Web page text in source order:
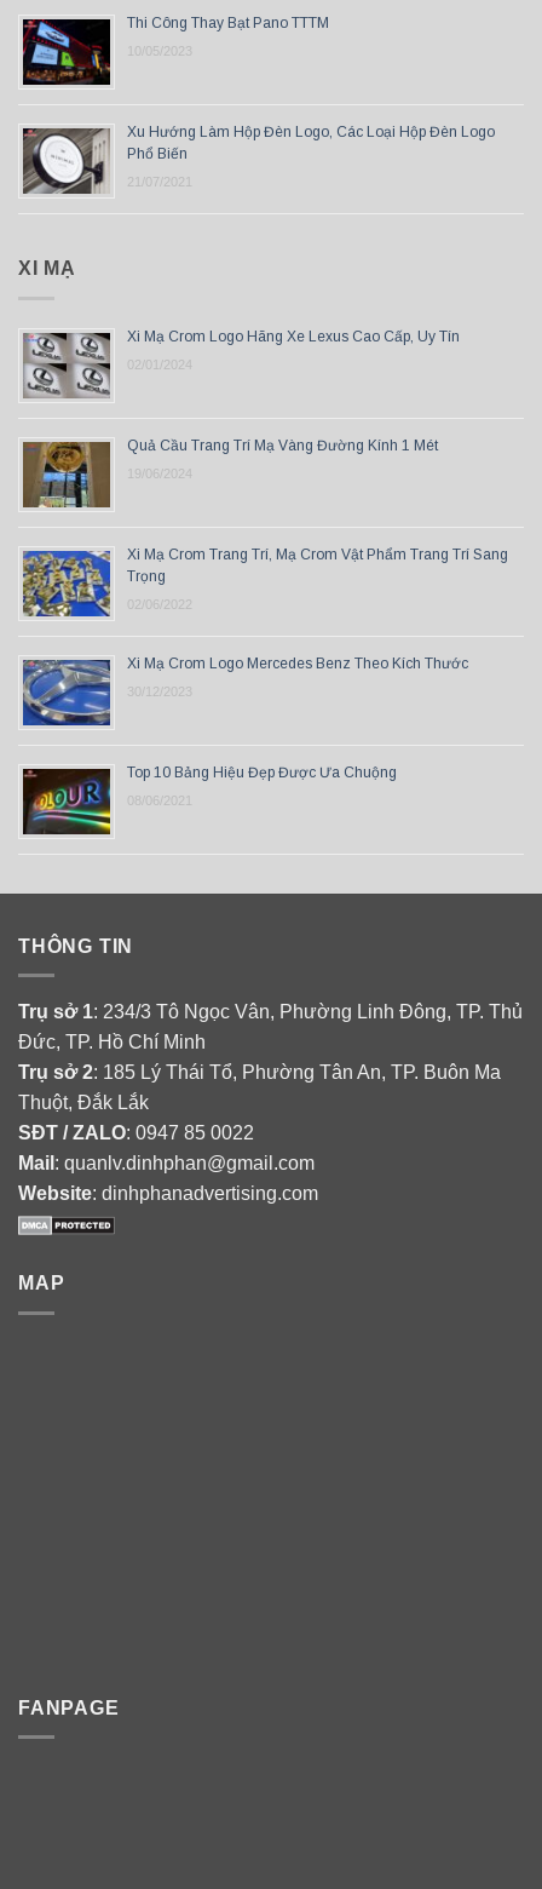
Thi Công Thay Bạt Pano TTTM
10/05/2023
Xu Hướng Làm Hộp Đèn Logo, Các Loại Hộp Đèn Logo
Phổ Biến
21/07/2021
XI MẠ
Xi Mạ Crom Logo Hãng Xe Lexus Cao Cấp, Uy Tín
02/01/2024
Quả Cầu Trang Trí Mạ Vàng Đường Kính 1 Mét
19/06/2024
Xi Mạ Crom Trang Trí, Mạ Crom Vật Phẩm Trang Trí Sang
Trọng
02/06/2022
Xi Mạ Crom Logo Mercedes Benz Theo Kích Thước
30/12/2023
Top 10 Bảng Hiệu Đẹp Được Ưa Chuộng
08/06/2021
THÔNG TIN
Trụ sở 1: 234/3 Tô Ngọc Vân, Phường Linh Đông, TP. Thủ
Đức, TP. Hồ Chí Minh
Trụ sở 2: 185 Lý Thái Tổ, Phường Tân An, TP. Buôn Ma
Thuột, Đắk Lắk
SĐT / ZALO: 0947 85 0022
Mail : quanlv.dinhphan@gmail.com
Website: dinhphanadvertising.com
MAP
FANPAGE